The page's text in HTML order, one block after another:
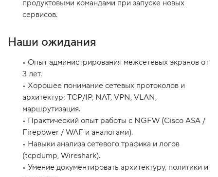
продуктовыми командами при запуске новых
Наши ожидания
• Опыт администрирования межсетевых экранов от
3 лет.
• Хорошее понимание сетевых протоколов и
архитектур: TCP/IP, NAT, VPN, VLAN,
маршрутизация.
• Практический опыт работы с NGFW (Cisco ASA /
Firepower / WAF и аналогами).
• Навыки анализа сетевого трафика и логов
(tcpdump, Wireshark).
• Умение документировать архитектуру, политики и